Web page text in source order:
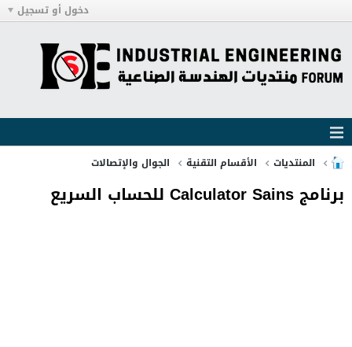
دخول أو تسجيل
المنتديات الأقسام التقنية الجوال والإتصالات
برنامج Calculator Sains للحساب السريع